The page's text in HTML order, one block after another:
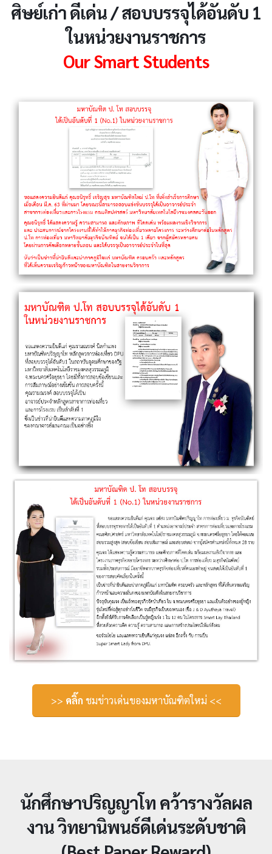
ศิษย์เก่า ดีเด่น / สอบบรรจุได้อันดับ 1
ในหน่วยงานราชการ
Our Smart Students
>> คลิ๊ก ชมข่าวเด่นของมหาบัณฑิตใหม่ <<
นักศึกษาปริญญาโท คว้ารางวัลผล
งาน วิทยานิพนธ์ดีเด่นระดับชาติ